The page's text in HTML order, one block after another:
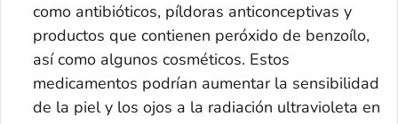
como antibióticos, píldoras anticonceptivas y
productos que contienen peróxido de benzoílo,
así como algunos cosméticos. Estos
medicamentos podrían aumentar la sensibilidad
de la piel y los ojos a la radiación ultravioleta en